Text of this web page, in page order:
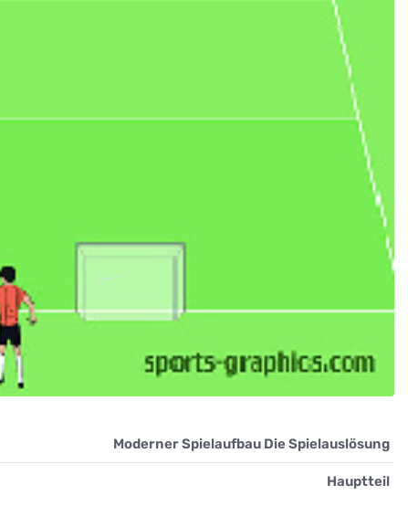
Moderner Spielaufbau Die Spielauslösung
Hauptteil